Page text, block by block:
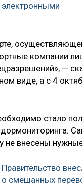
электронными
компании
—
виде, а с 4
стало
не внесены
Правительство
о смешанных